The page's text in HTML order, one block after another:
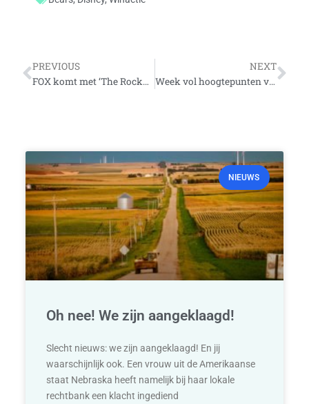
Vorige
PREVIOUS
FOX komt met ‘The Rocky Horror Picture Show’-remake
NEXT
Week vol hoogtepunten voor Laverne Cox
NIEUWS
Oh nee! We zijn aangeklaagd!
Slecht nieuws: we zijn aangeklaagd! En jij
waarschijnlijk ook. Een vrouw uit de Amerikaanse
staat Nebraska heeft namelijk bij haar lokale
rechtbank een klacht ingediend